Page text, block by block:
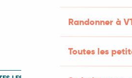
Randonner à
Toutes les